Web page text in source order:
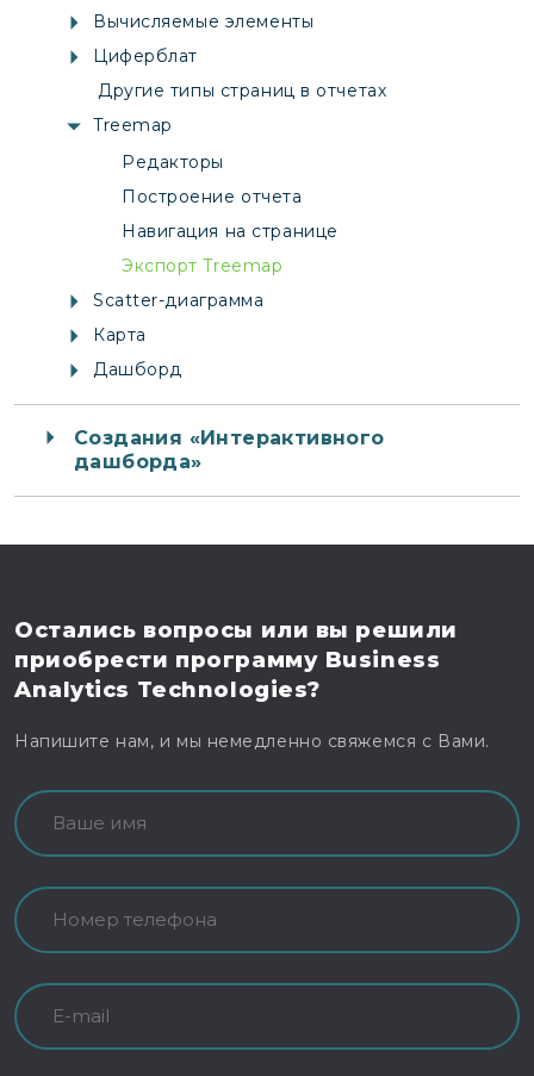
Вычисляемые элементы
Циферблат
Другие типы страниц в отчетах
Treemap
Редакторы
Построение отчета
Навигация на странице
Экспорт Treemap
Scatter-диаграмма
Карта
Дашборд
Создания «Интерактивного
дашборда»
Остались вопросы или вы решили
приобрести программу Business
Analytics Technologies?
Напишите нам, и мы немедленно свяжемся с Вами.